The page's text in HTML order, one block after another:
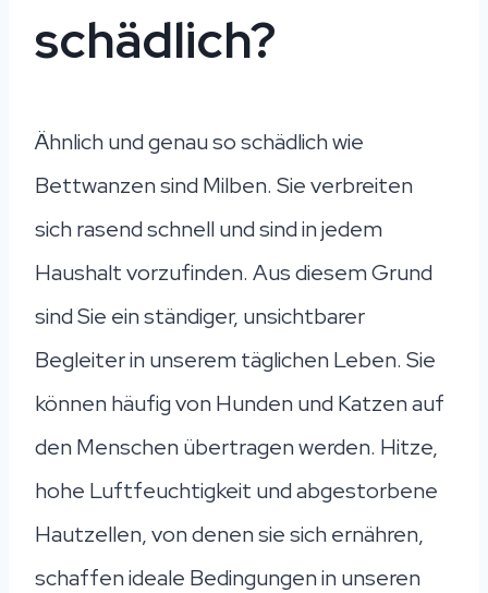
schädlich?
Ähnlich und genau so schädlich wie
Bettwanzen sind Milben. Sie verbreiten
sich rasend schnell und sind in jedem
Haushalt vorzufinden. Aus diesem Grund
sind Sie ein ständiger, unsichtbarer
Begleiter in unserem täglichen Leben. Sie
können häufig von Hunden und Katzen auf
den Menschen übertragen werden. Hitze,
hohe Luftfeuchtigkeit und abgestorbene
Hautzellen, von denen sie sich ernähren,
schaffen ideale Bedingungen in unseren